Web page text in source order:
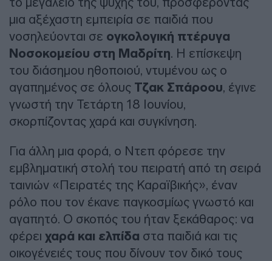
μια αξέχαστη εμπειρία σε παιδιά που
νοσηλεύονται σε ογκολογική πτέρυγα
Νοσοκομείου στη Μαδρίτη. Η επίσκεψη
του διάσημου ηθοποιού, ντυμένου ως ο
αγαπημένος σε όλους Τζακ Σπάροου, έγινε
γνωστή την Τετάρτη 18 Ιουνίου,
σκορπίζοντας χαρά και συγκίνηση.
Για άλλη μια φορά, ο Ντεπ φόρεσε την
εμβληματική στολή του πειρατή από τη σειρά
ταινιών «Πειρατές της Καραϊβικής», έναν
ρόλο που τον έκανε παγκοσμίως γνωστό και
αγαπητό. Ο σκοπός του ήταν ξεκάθαρος: να
φέρει χαρά και ελπίδα στα παιδιά και τις
οικογένειές τους που δίνουν τον δικό τους